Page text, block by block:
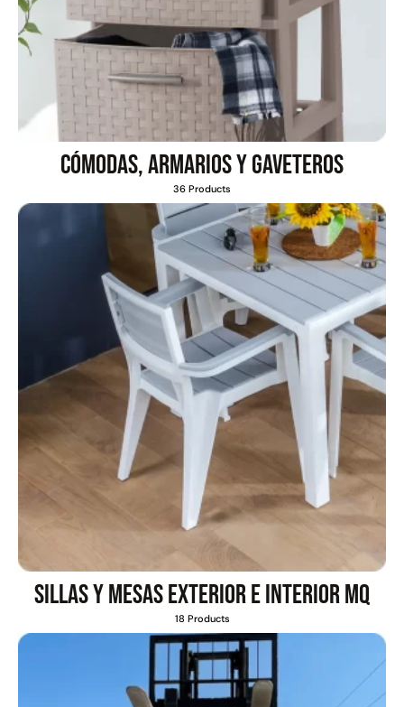
Cómodas, armarios y gaveteros
36 Products
Sillas y mesas exterior e interior MQ
18 Products